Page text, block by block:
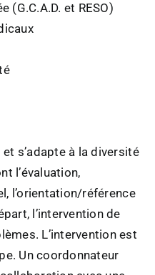
(G.C.A.D. et RESO)
s’adapte à la diversité
l’évaluation,
l’orientation/référence
l’intervention de
L’intervention est
Un coordonnateur